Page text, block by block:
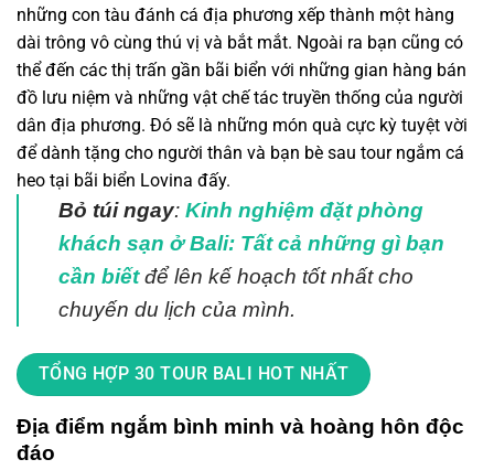
những con tàu đánh cá địa phương xếp thành một hàng
dài trông vô cùng thú vị và bắt mắt. Ngoài ra bạn cũng có
thể đến các thị trấn gần bãi biển với những gian hàng bán
đồ lưu niệm và những vật chế tác truyền thống của người
dân địa phương. Đó sẽ là những món quà cực kỳ tuyệt vời
để dành tặng cho người thân và bạn bè sau tour ngắm cá
heo tại bãi biển Lovina đấy.
Bỏ túi ngay: Kinh nghiệm đặt phòng
khách sạn ở Bali: Tất cả những gì bạn
cần biếtđể lên kế hoạch tốt nhất cho
chuyến du lịch của mình.
TỔNG HỢP 30 TOUR BALI HOT NHẤT
Địa điểm ngắm bình minh và hoàng hôn độc
đáo